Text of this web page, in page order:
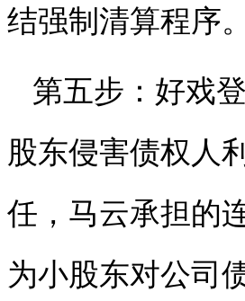
结强制清算程序。
第五步：好戏
股东侵害债权人
任，马云承担的
为小股东对公司